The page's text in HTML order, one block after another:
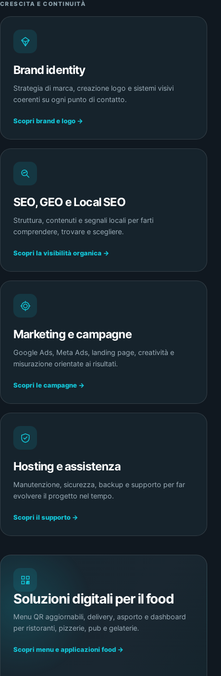
CRESCITA E CONTINUITÀ
Brand identity
Strategia di marca, creazione logo e sistemi visivi
coerenti su ogni punto di contatto.
Scopri brand e logo →
SEO, GEO e Local SEO
Struttura, contenuti e segnali locali per farti
comprendere, trovare e scegliere.
Scopri la visibilità organica →
Marketing e campagne
Google Ads, Meta Ads, landing page, creatività e
misurazione orientate ai risultati.
Scopri le campagne →
Hosting e assistenza
Manutenzione, sicurezza, backup e supporto per far
evolvere il progetto nel tempo.
Scopri il supporto →
Soluzioni digitali per il food
Menu QR aggiornabili, delivery, asporto e dashboard
per ristoranti, pizzerie, pub e gelaterie.
Scopri menu e applicazioni food →